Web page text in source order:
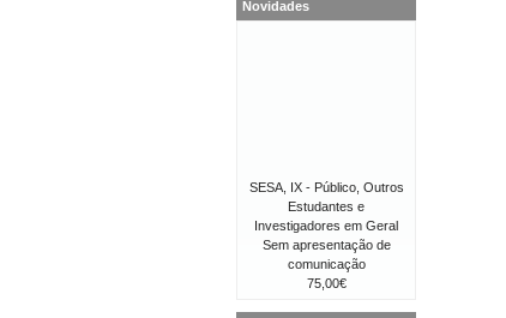
Novidades
SESA, IX - Público, Outros
Estudantes e
Investigadores em Geral
Sem apresentação de
comunicação
75,00€